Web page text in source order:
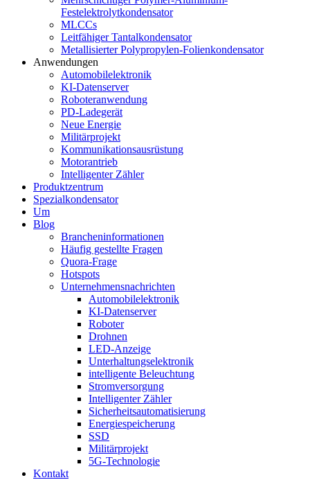
Festelektrolytkondensator
MLCCs
Leitfähiger Tantalkondensator
Metallisierter Polypropylen-Folienkondensator
Anwendungen
Automobilelektronik
KI-Datenserver
Roboteranwendung
PD-Ladegerät
Neue Energie
Militärprojekt
Kommunikationsausrüstung
Motorantrieb
Intelligenter Zähler
Produktzentrum
Spezialkondensator
Um
Blog
Brancheninformationen
Häufig gestellte Fragen
Quora-Frage
Hotspots
Unternehmensnachrichten
Automobilelektronik
KI-Datenserver
Roboter
Drohnen
LED-Anzeige
Unterhaltungselektronik
intelligente Beleuchtung
Stromversorgung
Intelligenter Zähler
Sicherheitsautomatisierung
Energiespeicherung
SSD
Militärprojekt
5G-Technologie
Kontakt